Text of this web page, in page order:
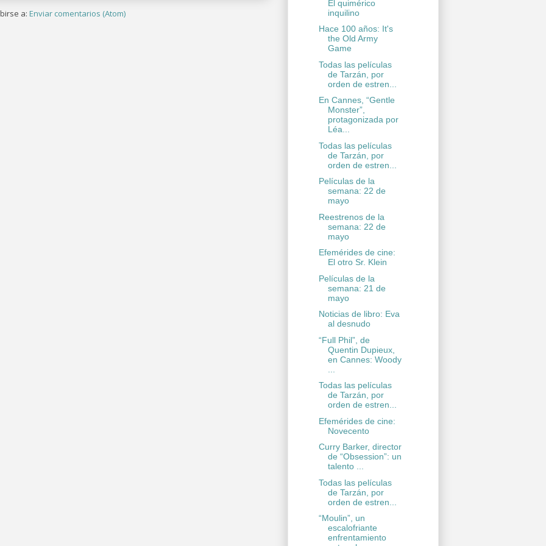
a: Enviar comentarios (Atom)
El quimérico
inquilino
Hace 100 años: It's
the Old Army
Game
Todas las películas
de Tarzán, por
orden de estren...
En Cannes, “Gentle
Monster”,
protagonizada por
Léa...
Todas las películas
de Tarzán, por
orden de estren...
Películas de la
semana: 22 de
mayo
Reestrenos de la
semana: 22 de
mayo
Efemérides de cine:
El otro Sr. Klein
Películas de la
semana: 21 de
mayo
Noticias de libro: Eva
al desnudo
“Full Phil”, de
Quentin Dupieux,
en Cannes: Woody
Todas las películas
de Tarzán, por
orden de estren...
Efemérides de cine:
Novecento
Curry Barker, director
de “Obsession”: un
talento ...
Todas las películas
de Tarzán, por
orden de estren...
“Moulin”, un
escalofriante
enfrentamiento